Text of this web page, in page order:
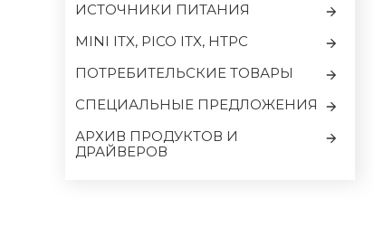
ИСТОЧНИКИ ПИТАНИЯ
MINI ITX, PICO ITX, HTPC
ПОТРЕБИТЕЛЬСКИЕ ТОВАРЫ
CПЕЦИАЛЬНЫЕ ПРЕДЛОЖЕНИЯ
АРХИВ ПРОДУКТОВ И
ДРАЙВЕРОВ